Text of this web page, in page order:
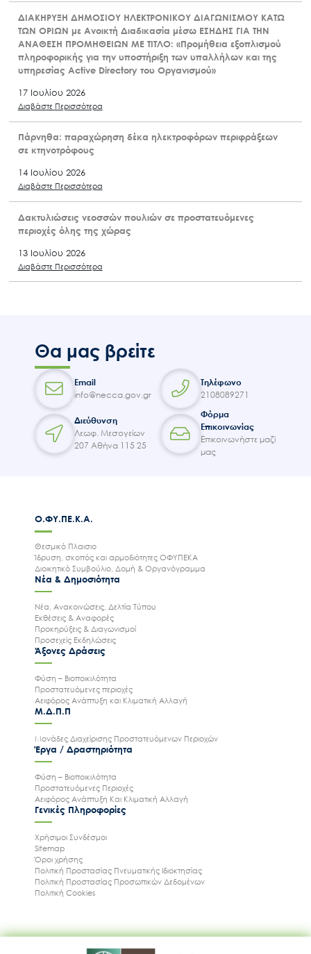
Ακολουθήστε μας
ΔΙΑΚΗΡΥΞΗ ΔΗΜΟΣΙΟΥ ΗΛΕΚΤΡΟΝΙΚΟΥ ΔΙΑΓΩΝΙΣΜΟΥ ΚΑΤΩ
ΤΩΝ ΟΡΙΩΝ με Ανοικτή Διαδικασία μέσω ΕΣΗΔΗΣ ΓΙΑ ΤΗΝ
ΑΝΑΘΕΣΗ ΠΡΟΜΗΘΕΙΩΝ ΜΕ ΤΙΤΛΟ: «Προμήθεια εξοπλισμού
πληροφορικής για την υποστήριξη των υπαλλήλων και της
υπηρεσίας Active Directory του Οργανισμού»
17 Ιουλίου 2026
Διαβάστε Περισσότερα
Πάρνηθα: παραχώρηση δέκα ηλεκτροφόρων περιφράξεων
σε κτηνοτρόφους
14 Ιουλίου 2026
Διαβάστε Περισσότερα
Δακτυλιώσεις νεοσσών πουλιών σε προστατευόμενες
περιοχές όλης της χώρας
13 Ιουλίου 2026
Διαβάστε Περισσότερα
Θα μας βρείτε
Email
info@necca.gov.gr
Τηλέφωνο
2108089271
Διεύθυνση
Λεωφ. Μεσογείων
207 Αθήνα 115 25
Φόρμα
Επικοινωνίας
Επικοινωνήστε μαζί
μας
Ο.ΦΥ.ΠΕ.Κ.Α.
Θεσμικό Πλαισιο
Ίδρυση, σκοπός και αρμοδιότητες ΟΦΥΠΕΚΑ
Διοικητικό Συμβούλιο, Δομή & Οργανόγραμμα
Νέα & Δημοσιότητα
Νέα, Ανακοινώσεις, Δελτία Τύπου
Εκθέσεις & Αναφορές
Προκηρύξεις & Διαγωνισμοί
Προσεχείς Εκδηλώσεις
Άξονες Δράσεις
Φύση – Βιοποικιλότητα
Προστατευόμενες περιοχές
Αειφόρος Ανάπτυξη και Κλιματική Αλλαγή
Μ.Δ.Π.Π
Μονάδες Διαχείρισης Προστατευόμενων Περιοχών
Έργα / Δραστηριότητα
Φύση – Βιοποικιλότητα
Προστατευόμενες Περιοχές
Αειφόρος Ανάπτυξη Και Κλιματική Αλλαγή
Γενικές Πληροφορίες
Χρήσιμοι Συνδέσμοι
Sitemap
Όροι χρήσης
Πολιτική Προστασίας Πνευματικής Ιδιοκτησίας
Πολιτική Προστασίας Προσωπικών Δεδομένων
Πολιτική Cookies